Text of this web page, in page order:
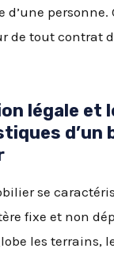
d’une personne.
de tout contrat
légale et
d’un
se
fixe et non
les terrains,